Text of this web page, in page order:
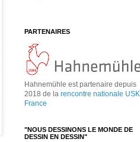
PARTENAIRES
Hahnemühle est partenaire depuis
2018 de la rencontre nationale USK
France
"NOUS DESSINONS LE MONDE DE
DESSIN EN DESSIN"